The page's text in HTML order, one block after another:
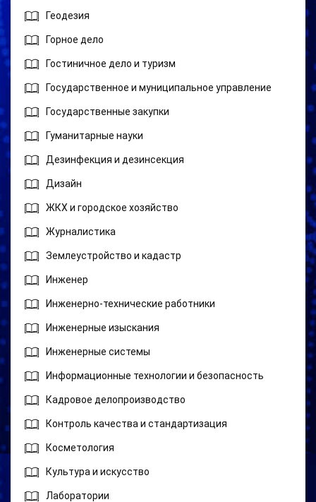
Геодезия
Горное дело
Гостиничное дело и туризм
Государственное и муниципальное управление
Государственные закупки
Гуманитарные науки
Дезинфекция и дезинсекция
Дизайн
ЖКХ и городское хозяйство
Журналистика
Землеустройство и кадастр
Инженер
Инженерно-технические работники
Инженерные изыскания
Инженерные системы
Информационные технологии и безопасность
Кадровое делопроизводство
Контроль качества и стандартизация
Косметология
Культура и искусство
Лаборатории